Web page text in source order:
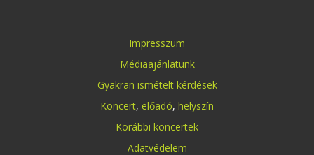
Impresszum
Médiaajánlatunk
Gyakran ismételt kérdések
Koncert, előadó, helyszín
Korábbi koncertek
Adatvédelem